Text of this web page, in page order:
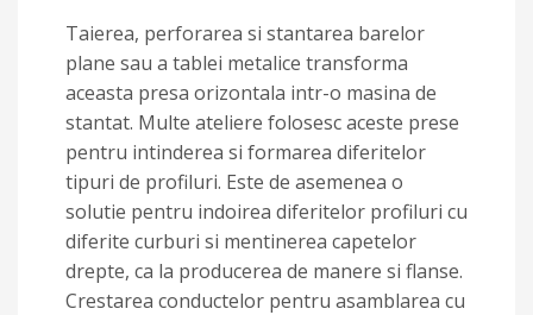
Taierea, perforarea si stantarea barelor
plane sau a tablei metalice transforma
aceasta presa orizontala intr-o masina de
stantat. Multe ateliere folosesc aceste prese
pentru intinderea si formarea diferitelor
tipuri de profiluri. Este de asemenea o
solutie pentru indoirea diferitelor profiluri cu
diferite curburi si mentinerea capetelor
drepte, ca la producerea de manere si flanse.
Crestarea conductelor pentru asamblarea cu